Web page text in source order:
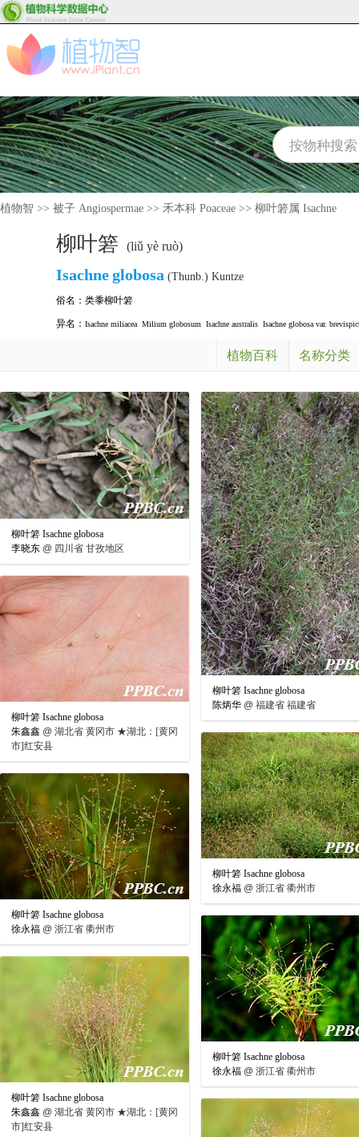
植物智 >> 被子 Angiospermae >> 禾本科 Poaceae >> 柳叶箬属 Isachne
柳叶箬 (liǔ yè ruò)
Isachneglobosa (Thunb.) Kuntze
俗名： 类黍柳叶箬
异名： Isachne miliacea Milium globosum Isachne australis Isachne globosa var.
植物百科 名称分类
柳叶箬 Isachne globosa
李晓东 @ 四川省 甘孜地区
柳叶箬 Isachne globosa
陈炳华 @ 福建省 福建省
柳叶箬 Isachne globosa
朱鑫鑫 @ 湖北省 黄冈市 ★湖北：[黄冈
市]红安县
柳叶箬 Isachne globosa
徐永福 @ 浙江省 衢州市
柳叶箬 Isachne globosa
徐永福 @ 浙江省 衢州市
柳叶箬 Isachne globosa
徐永福 @ 浙江省 衢州市
柳叶箬 Isachne globosa
朱鑫鑫 @ 湖北省 黄冈市 ★湖北：[黄冈
市]红安县